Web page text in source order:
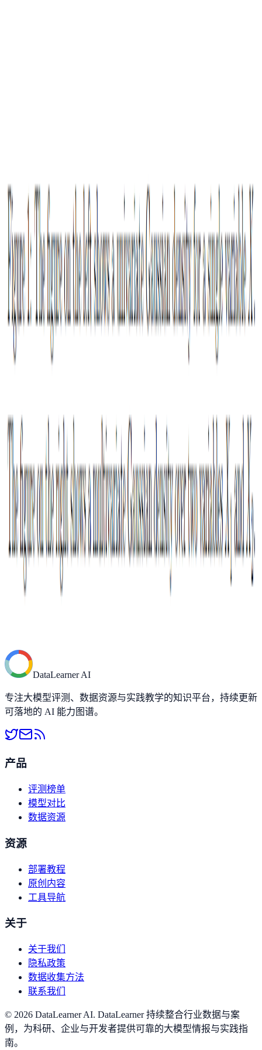
国产大模型进展神速！清华大学NLP小组发布顶尖多模
态大模型：VisCPM，支持文本生成图片与多模态对话，
图片理解能力优秀！
大模型到底能否真正提升写代码效率？Anthropic 内部 20
万条数据首次公开大模型在真实代码工作流中的表现
一文看懂如何初始化神经网络
腾讯发布全新推理大模型Hunyuan-T1：mamba与
transformer结合的新架构，与业界模型对比评测结果不
错，但是不开源
阿里巴巴开源第二代大语言模型Qwen2系列，最高参数
规模700亿，评测结果位列开源模型第一，超过了Meta开
源的Llama3-70B！
斯坦福2022年度AI指数报告简介及下载链接
重磅！阿里开源325亿参数规模的推理大模型QwQ-
DataLearner AI
专注大模型评测、数据资源与实践教学的知识平台，持续更新
可落地的 AI 能力图谱。
产品
评测榜单
模型对比
数据资源
资源
部署教程
原创内容
工具导航
关于
关于我们
隐私政策
数据收集方法
联系我们
© 2026 DataLearner AI. DataLearner 持续整合行业数据与案
例，为科研、企业与开发者提供可靠的大模型情报与实践指
南。